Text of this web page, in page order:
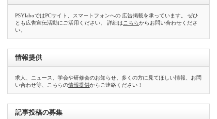
PSYlaboではPCサイト、スマートフォンへの 広告掲載を承っています。 ぜひ
とも広告宣伝活動にご活用ください。 詳細は こちらからお問い合わせくださ
い。
情報提供
求人、ニュース、学会や研修会のお知らせ、多くの方に見てほしい情報、お問
い合わせ等、こちらの情報提供からご連絡ください！
記事投稿の募集